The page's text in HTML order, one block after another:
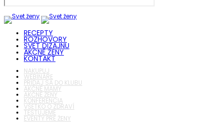
RECEPTY
ROZHOVORY
SVET DIZAJNU
AKČNÉ ŽENY
KONTAKT
NAKUPUJ
WEBINÁRE
PRIDAJ SA DO KLUBU
AKČNÉ MAMY
AKČNÉ ŽENY
KONFERENCIA
VŠETKO O ZDRAVÍ
TESTUJEME
EVENTY PRE ŽENY